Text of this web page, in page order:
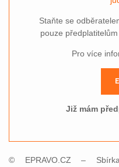
Staňte se
pouze
Pro více
Již mám
© EPRAVO.CZ –